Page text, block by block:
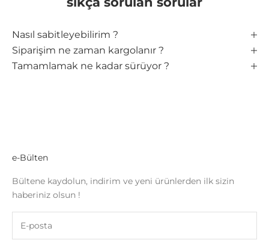
Nasıl sabitleyebilirim ?
Siparişim ne zaman kargolanır ?
Tamamlamak ne kadar sürüyor ?
e-Bülten
Bültene kaydolun, indirim ve yeni ürünlerden ilk sizin
haberiniz olsun !